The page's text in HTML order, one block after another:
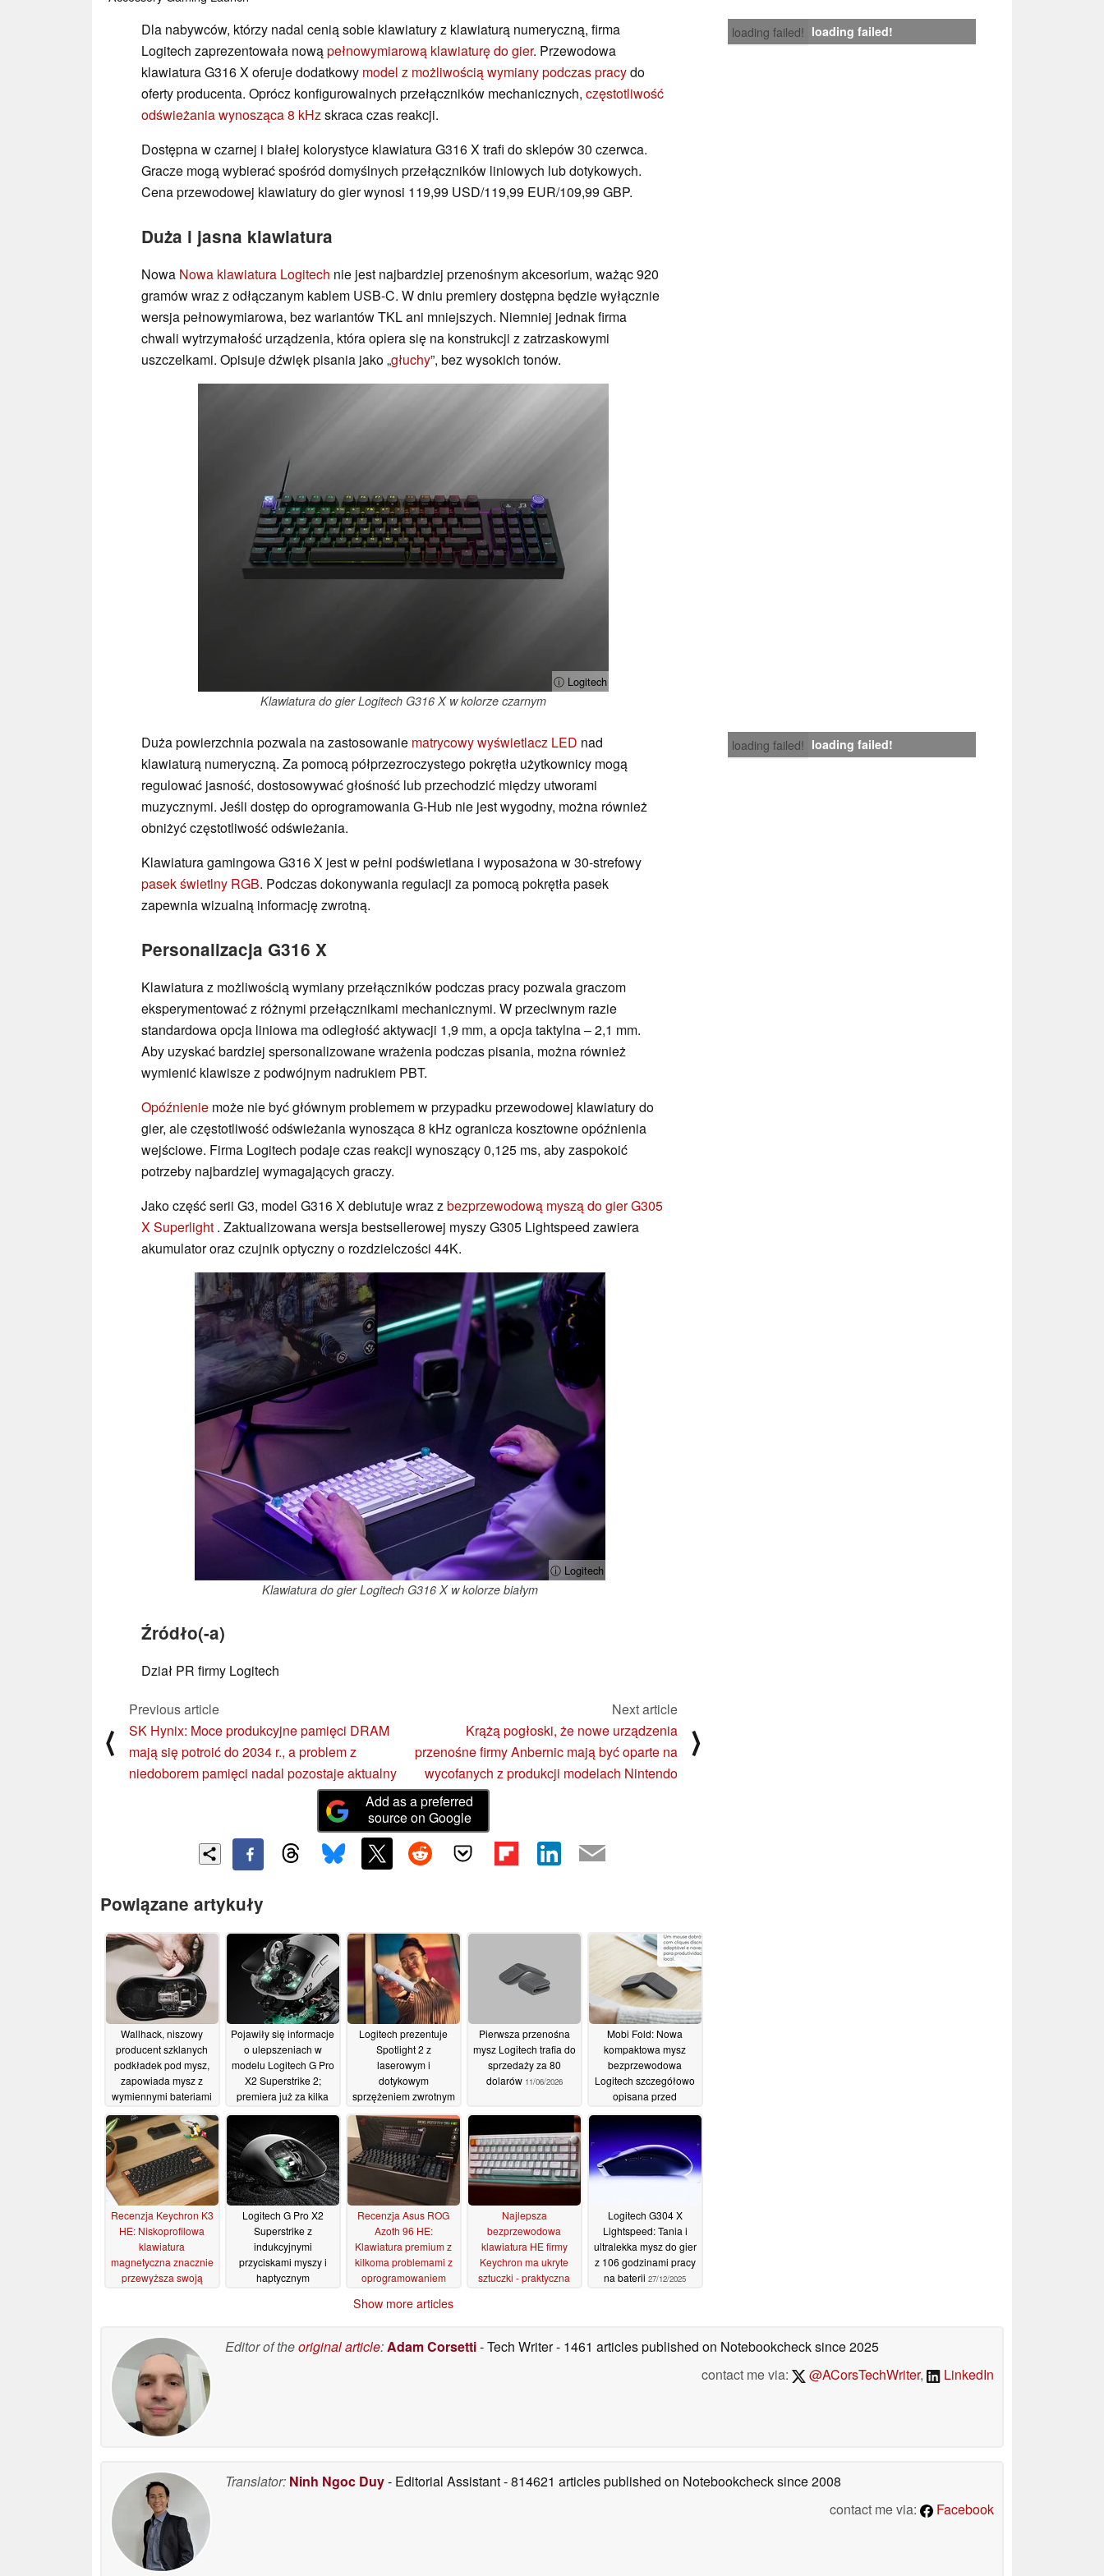
loading failed! loading failed!
Dla nabywców, którzy nadal cenią sobie klawiatury z klawiaturą numeryczną, firma
Logitech zaprezentowała nowąpełnowymiarową klawiaturę do gier. Przewodowa
klawiatura G316 X oferuje dodatkowy model z możliwością wymiany podczas pracydo
oferty producenta. Oprócz konfigurowalnych przełączników mechanicznych, częstotliwość
odświeżania wynosząca 8 kHzskraca czas reakcji.
Dostępna w czarnej i białej kolorystyce klawiatura G316 X trafi do sklepów 30 czerwca.
Gracze mogą wybierać spośród domyślnych przełączników liniowych lub dotykowych.
Cena przewodowej klawiatury do gier wynosi 119,99 USD/119,99 EUR/109,99 GBP.
Duża i jasna klawiatura
Nowa Nowa klawiatura Logitech nie jest najbardziej przenośnym akcesorium, ważąc 920
gramów wraz z odłączanym kablem USB-C. W dniu premiery dostępna będzie wyłącznie
wersja pełnowymiarowa, bez wariantów TKL ani mniejszych. Niemniej jednak firma
chwali wytrzymałość urządzenia, która opiera się na konstrukcji z zatrzaskowymi
uszczelkami. Opisuje dźwięk pisania jako „głuchy”, bez wysokich tonów.
ⓘ Logitech
Klawiatura do gier Logitech G316 X w kolorze czarnym
loading failed! loading failed!
Duża powierzchnia pozwala na zastosowanie matrycowy wyświetlacz LED nad
klawiaturą numeryczną. Za pomocą półprzezroczystego pokrętła użytkownicy mogą
regulować jasność, dostosowywać głośność lub przechodzić między utworami
muzycznymi. Jeśli dostęp do oprogramowania G-Hub nie jest wygodny, można również
obniżyć częstotliwość odświeżania.
Klawiatura gamingowa G316 X jest w pełni podświetlana i wyposażona w 30-strefowy
pasek świetlny RGB. Podczas dokonywania regulacji za pomocą pokrętła pasek
zapewnia wizualną informację zwrotną.
Personalizacja G316 X
Klawiatura z możliwością wymiany przełączników podczas pracy pozwala graczom
eksperymentować z różnymi przełącznikami mechanicznymi. W przeciwnym razie
standardowa opcja liniowa ma odległość aktywacji 1,9 mm, a opcja taktylna – 2,1 mm.
Aby uzyskać bardziej spersonalizowane wrażenia podczas pisania, można również
wymienić klawisze z podwójnym nadrukiem PBT.
Opóźnienie może nie być głównym problemem w przypadku przewodowej klawiatury do
gier, ale częstotliwość odświeżania wynosząca 8 kHz ogranicza kosztowne opóźnienia
wejściowe. Firma Logitech podaje czas reakcji wynoszący 0,125 ms, aby zaspokoić
potrzeby najbardziej wymagających graczy.
Jako część serii G3, model G316 X debiutuje wraz zbezprzewodową myszą do gier G305
X Superlight . Zaktualizowana wersja bestsellerowej myszy G305 Lightspeed zawiera
akumulator oraz czujnik optyczny o rozdzielczości 44K.
ⓘ Logitech
Klawiatura do gier Logitech G316 X w kolorze białym
Źródło(-a)
Dział PR firmy Logitech
⟨
Previous article
SK Hynix: Moce produkcyjne pamięci DRAM
mają się potroić do 2034 r., a problem z
niedoborem pamięci nadal pozostaje aktualny
Next article
Krążą pogłoski, że nowe urządzenia
przenośne firmy Anbernic mają być oparte na
wycofanych z produkcji modelach Nintendo
⟩
Add as a preferred
source on Google
Powiązane artykuły
Wallhack, niszowy
producent szklanych
podkładek pod mysz,
zapowiada mysz z
wymiennymi bateriami
rozmiarze 65%
22/07/2026
Pojawiły się informacje
o ulepszeniach w
modelu Logitech G Pro
X2 Superstrike 2;
premiera już za kilka
15/07/2026
Logitech prezentuje
Spotlight 2 z
laserowym i
dotykowym
sprzężeniem zwrotnym
11/06/2026
Pierwsza przenośna
mysz Logitech trafia do
sprzedaży za 80
dolarów 11/06/2026
Mobi Fold: Nowa
kompaktowa mysz
bezprzewodowa
Logitech szczegółowo
opisana przed
premierą w czerwcu
2026 r09/06/2026
Recenzja Keychron K3
HE: Niskoprofilowa
klawiatura
magnetyczna znacznie
przewyższa swoją
Logitech G Pro X2
Superstrike z
indukcyjnymi
przyciskami myszy i
haptycznym
Recenzja Asus ROG
Azoth 96 HE:
Klawiatura premium z
kilkoma problemami z
oprogramowaniem
Najlepsza
bezprzewodowa
klawiatura HE firmy
Keychron ma ukryte
sztuczki - praktyczna
Logitech G304 X
Lightspeed: Tania i
ultralekka mysz do gier
z 106 godzinami pracy
na baterii 27/12/2025
Show more articles
Editor of theoriginal article:Adam Corsetti- Tech Writer- 1461 articles published on Notebookchecksince 2025
contact me via:
@ACorsTechWriter, LinkedIn
Translator: Ninh Ngoc Duy- Editorial Assistant- 814621 articles published on Notebookchecksince 2008
contact me via:
Facebook